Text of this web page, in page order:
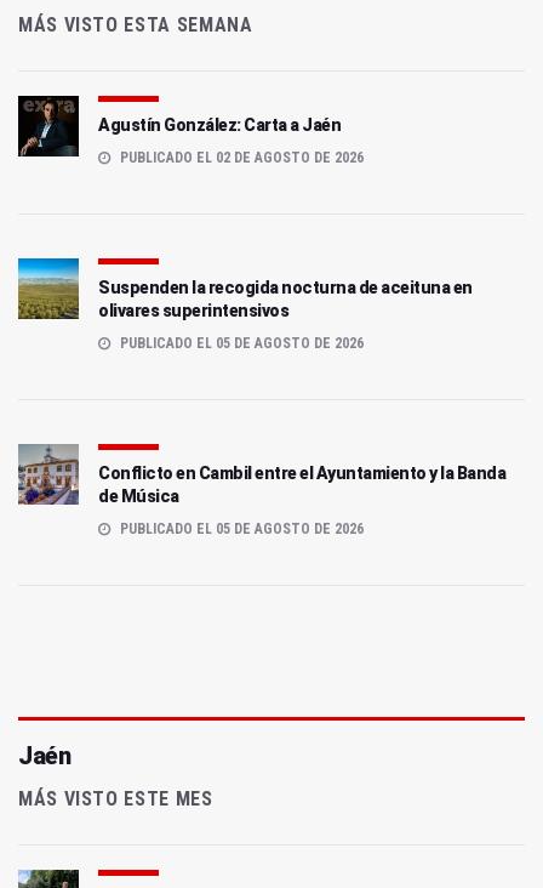
MÁS VISTO ESTA SEMANA
Agustín González: Carta a Jaén
PUBLICADO EL 02 DE AGOSTO DE 2026
Suspenden la recogida nocturna de aceituna en
olivares superintensivos
PUBLICADO EL 05 DE AGOSTO DE 2026
Conflicto en Cambil entre el Ayuntamiento y la Banda
de Música
PUBLICADO EL 05 DE AGOSTO DE 2026
Jaén
MÁS VISTO ESTE MES